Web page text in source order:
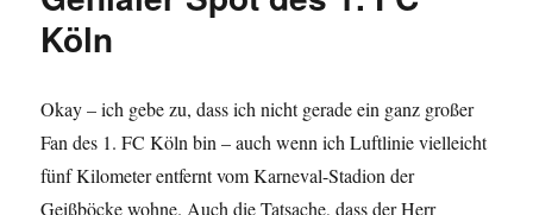
die
WM
2011
Köln
Okay – ich gebe zu, dass ich nicht gerade ein ganz großer
Fan des 1. FC Köln bin – auch wenn ich Luftlinie vielleicht
fünf Kilometer entfernt vom Karneval-Stadion der
Geißböcke wohne. Auch die Tatsache, dass der Herr